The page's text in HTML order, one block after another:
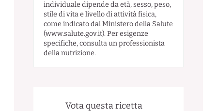
individuale dipende da età, sesso, peso,
stile di vita e livello di attività fisica,
come indicato dal Ministero della Salute
(www.salute.gov.it). Per esigenze
specifiche, consulta un professionista
della nutrizione.
Vota questa ricetta